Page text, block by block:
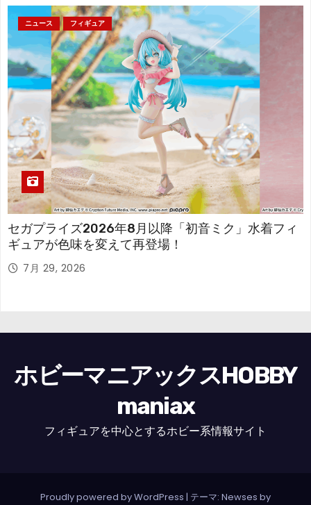
ニュース フィギュア
セガプライズ2026年8月以降「初音ミク」水着フィ
ギュアが色味を変えて再登場！
7月 29, 2026
ホビーマニアックスHOBBY
maniax
フィギュアを中心とするホビー系情報サイト
Proudly powered by WordPress | テーマ: Newses by